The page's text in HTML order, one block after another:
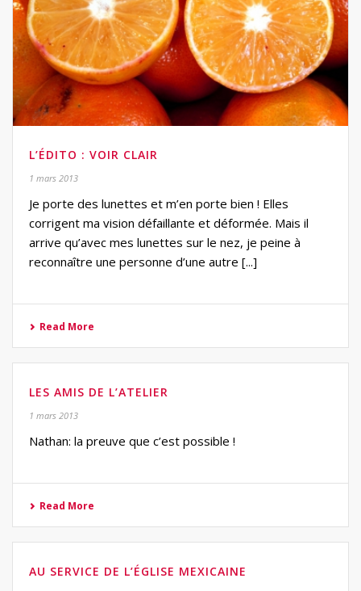
L’ÉDITO : VOIR CLAIR
1 mars 2013
Je porte des lunettes et m’en porte bien ! Elles
corrigent ma vision défaillante et déformée. Mais il
arrive qu’avec mes lunettes sur le nez, je peine à
reconnaître une personne d’une autre [...]
Read More
LES AMIS DE L’ATELIER
1 mars 2013
Nathan: la preuve que c’est possible !
Read More
AU SERVICE DE L’ÉGLISE MEXICAINE